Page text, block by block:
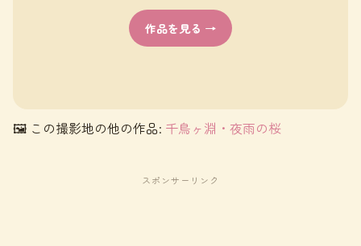
作品を見る →
🖼 この撮影地の他の作品: 千鳥ヶ淵・夜雨の桜
スポンサーリンク